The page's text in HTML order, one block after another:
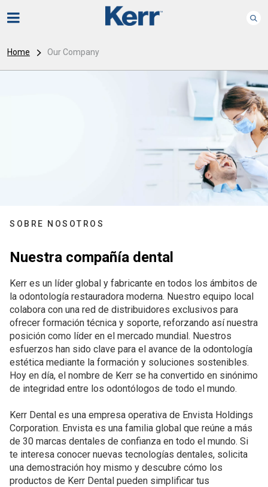
Home Our Company
SOBRE NOSOTROS
Nuestra compañía dental
Kerr es un líder global y fabricante en todos los ámbitos de
la odontología restauradora moderna. Nuestro equipo local
colabora con una red de distribuidores exclusivos para
ofrecer formación técnica y soporte, reforzando así nuestra
posición como líder en el mercado mundial. Nuestros
esfuerzos han sido clave para el avance de la odontología
estética mediante la formación y soluciones sostenibles.
Hoy en día, el nombre de Kerr se ha convertido en sinónimo
de integridad entre los odontólogos de todo el mundo.
Kerr Dental es una empresa operativa de Envista Holdings
Corporation. Envista es una familia global que reúne a más
de 30 marcas dentales de confianza en todo el mundo. Si
te interesa conocer nuevas tecnologías dentales, solicita
una demostración hoy mismo y descubre cómo los
productos de Kerr Dental pueden simplificar tus